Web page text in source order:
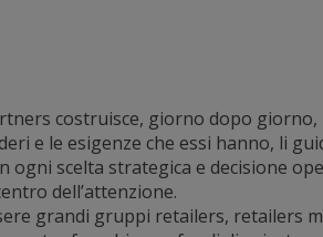
costruisce, giorno dopo
e le esigenze che essi hanno, li
ogni scelta strategica e decisione
dell’attenzione.
grandi gruppi retailers, retailers